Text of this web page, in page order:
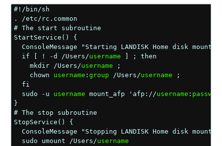
#!/bin/sh
. /etc/rc.common
# The start subroutine
StartService() {
ConsoleMessage "Starting LANDISK Home disk
if [ ! -d /Users/username ] ; then
mkdir /Users/username ;
chown username : group /Users/username ;
fi
sudo -u username mount_afp 'afp://username :
}
# The stop subroutine
StopService() {
ConsoleMessage "Stopping LANDISK Home disk
sudo umount /Users/username